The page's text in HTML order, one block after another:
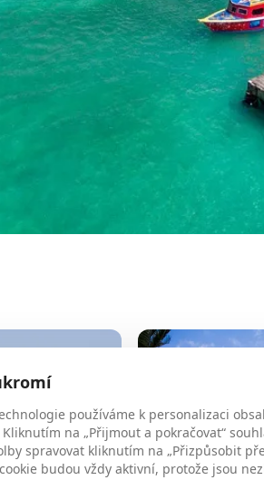
používáme k personalizaci
na „Přijmout a pokračovat“
spravovat kliknutím na „Přizpůsobit
budou vždy aktivní, protože jsou